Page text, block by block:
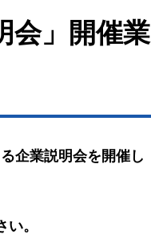
会」開催業
企業説明会を開催し
。